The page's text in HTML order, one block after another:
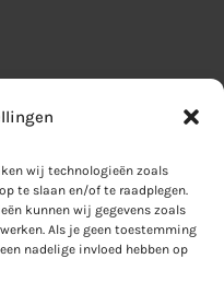
wij technologieën zoals
te slaan en/of te raadplegen.
kunnen wij gegevens zoals
Als je geen toestemming
nadelige invloed hebben op